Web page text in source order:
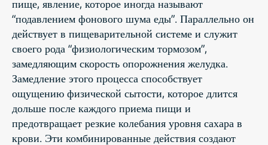
пище, явление, которое иногда называют
“подавлением фонового шума еды”. Параллельно он
действует в пищеварительной системе и служит
своего рода “физиологическим тормозом”,
замедляющим скорость опорожнения желудка.
Замедление этого процесса способствует
ощущению физической сытости, которое длится
дольше после каждого приема пищи и
предотвращает резкие колебания уровня сахара в
крови. Эти комбинированные действия создают